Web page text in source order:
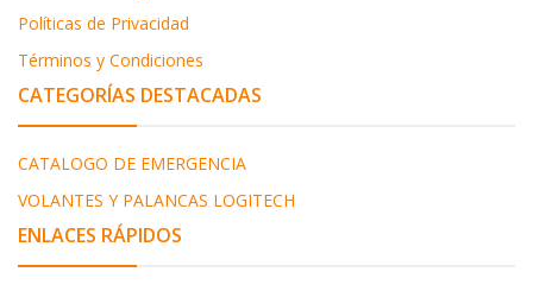
Políticas de Privacidad
Términos y Condiciones
CATEGORÍAS DESTACADAS
CATALOGO DE EMERGENCIA
VOLANTES Y PALANCAS LOGITECH
ENLACES RÁPIDOS